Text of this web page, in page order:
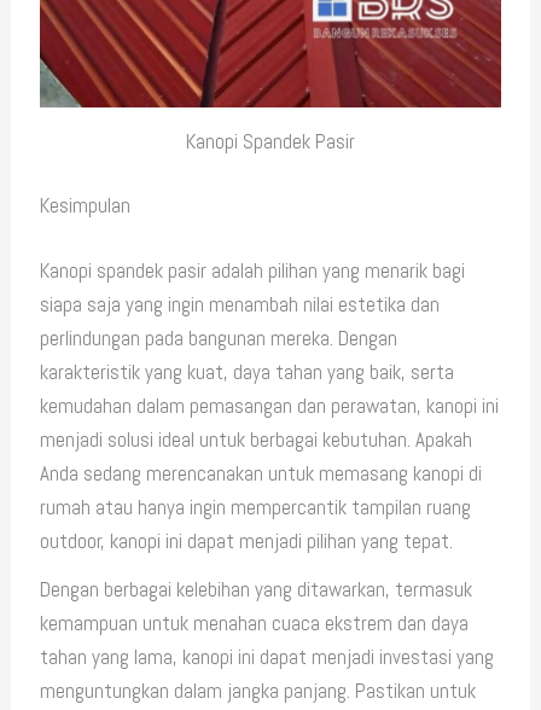
Kanopi Spandek Pasir
Kesimpulan
Kanopi spandek pasir adalah pilihan yang menarik bagi
siapa saja yang ingin menambah nilai estetika dan
perlindungan pada bangunan mereka. Dengan
karakteristik yang kuat, daya tahan yang baik, serta
kemudahan dalam pemasangan dan perawatan, kanopi ini
menjadi solusi ideal untuk berbagai kebutuhan. Apakah
Anda sedang merencanakan untuk memasang kanopi di
rumah atau hanya ingin mempercantik tampilan ruang
outdoor, kanopi ini dapat menjadi pilihan yang tepat.
Dengan berbagai kelebihan yang ditawarkan, termasuk
kemampuan untuk menahan cuaca ekstrem dan daya
tahan yang lama, kanopi ini dapat menjadi investasi yang
menguntungkan dalam jangka panjang. Pastikan untuk